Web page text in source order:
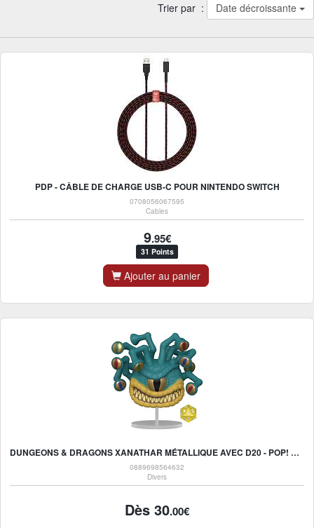
Trier par : Date décroissante
PDP - CÂBLE DE CHARGE USB-C POUR NINTENDO SWITCH
0708056067595
Cables
9.95€
31 Points
Ajouter au panier
DUNGEONS & DRAGONS XANATHAR MÉTALLIQUE AVEC D20 - POP! VINYL CONVENTION D'ÉTÉ 2021
0889698564632
Divers
Dès 30.00€